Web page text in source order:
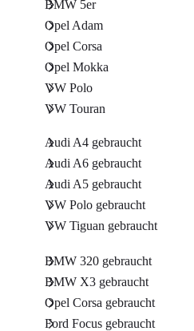
BMW 5er
Opel Adam
Opel Corsa
Opel Mokka
VW Polo
VW Touran
Audi A4 gebraucht
Audi A6 gebraucht
Audi A5 gebraucht
VW Polo gebraucht
VW Tiguan gebraucht
BMW 320 gebraucht
BMW X3 gebraucht
Opel Corsa gebraucht
Ford Focus gebraucht